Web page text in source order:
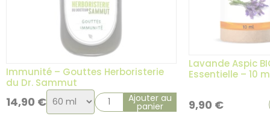
Immunité – Gouttes Herboristerie
du Dr. Sammut
14,90 €Choix
de
Ajouter au
panier
Lavande Aspic
Essentielle – 10
9,90 €